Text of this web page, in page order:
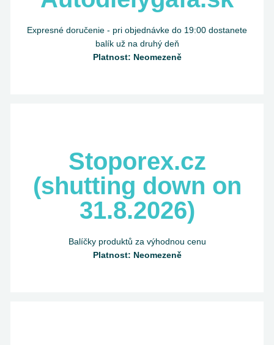
Expresné doručenie - pri objednávke do 19:00 dostanete
balík už na druhý deň
Platnost: Neomezeně
Stoporex.cz
(shutting down on
31.8.2026)
Balíčky produktů za výhodnou cenu
Platnost: Neomezeně